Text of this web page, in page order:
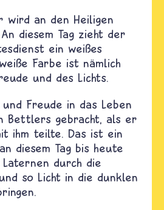
wird an den Heiligen
diesem Tag zieht der
ein weißes
Farbe ist nämlich
und des Lichts.
Freude in das Leben
Bettlers gebracht, als er
ihm teilte. Das ist ein
diesem Tag bis heute
durch die
so Licht in die dunklen